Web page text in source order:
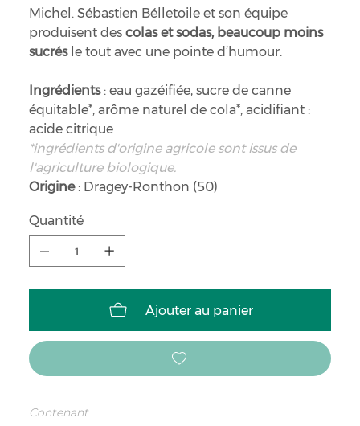
Michel. Sébastien Bélletoile et son équipe
produisent des colas et sodas, beaucoup moins
sucrésle tout avec une pointe d’humour.
Ingrédients : eau gazéifiée, sucre de canne
équitable*, arôme naturel de cola*, acidifiant :
acide citrique
*ingrédients d'origine agricole sont issus de
l'agriculture biologique.
Origine: Dragey-Ronthon (50)
Quantité
Ajouter au panier
Contenant